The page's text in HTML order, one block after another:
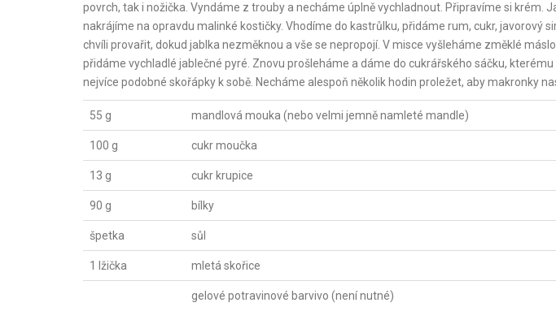
povrch, tak i nožička. Vyndáme z trouby a necháme úplně vychladnout. Připravíme si krém.
nakrájíme na opravdu malinké kostičky. Vhodíme do kastrůlku, přidáme rum, cukr, javorový
chvíli provařit, dokud jablka nezměknou a vše se nepropojí. V misce vyšleháme změklé
přidáme vychladlé jablečné pyré. Znovu prošleháme a dáme do cukrářského sáčku,
nejvíce podobné skořápky k sobě. Necháme alespoň několik hodin proležet, aby makronky
55 g mandlová mouka (nebo velmi jemně namleté mandle)
100 g cukr moučka
13 g cukr krupice
90 g bílky
špetka sůl
1 lžička mletá skořice
gelové potravinové barvivo (není nutné)